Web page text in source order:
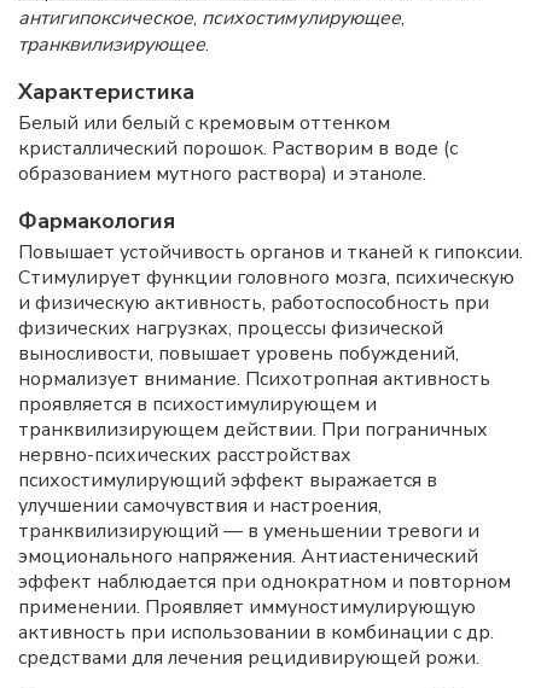
антигипоксическое, психостимулирующее,
транквилизирующее.
Характеристика
Белый или белый с кремовым оттенком
кристаллический порошок. Растворим в воде (с
образованием мутного раствора) и этаноле.
Фармакология
Повышает устойчивость органов и тканей к гипоксии.
Стимулирует функции головного мозга, психическую
и физическую активность, работоспособность при
физических нагрузках, процессы физической
выносливости, повышает уровень побуждений,
нормализует внимание. Психотропная активность
проявляется в психостимулирующем и
транквилизирующем действии. При пограничных
нервно-психических расстройствах
психостимулирующий эффект выражается в
улучшении самочувствия и настроения,
транквилизирующий — в уменьшении тревоги и
эмоционального напряжения. Антиастенический
эффект наблюдается при однократном и повторном
применении. Проявляет иммуностимулирующую
активность при использовании в комбинации с др.
средствами для лечения рецидивирующей рожи.